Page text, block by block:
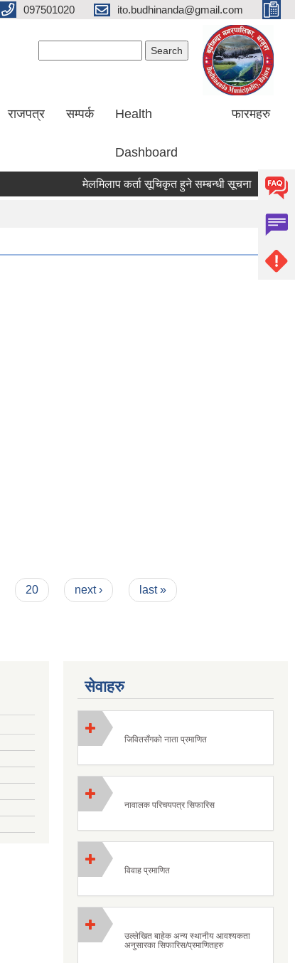
097501020 ito.budhinanda@gmail.com
राजपत्र सम्पर्क Health
Dashboard
फारमहरु
मेलमिलाप कर्ता सूचिकृत हुने सम्बन्धी सूचना । RIN
20 next › last »
सेवाहरु
जिवितसँगको नाता प्रमाणित
नावालक परिचयपत्र सिफारिस
विवाह प्रमाणित
उल्लेखित बाहेक अन्य स्थानीय आवश्यकता
अनुसारका सिफारिस/प्रमाणितहरु